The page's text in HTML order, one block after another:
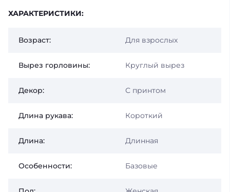
ХАРАКТЕРИСТИКИ:
Возраст: Для взрослых
Вырез горловины: Круглый вырез
Декор: С принтом
Длина рукава: Короткий
Длина: Длинная
Особенности: Базовые